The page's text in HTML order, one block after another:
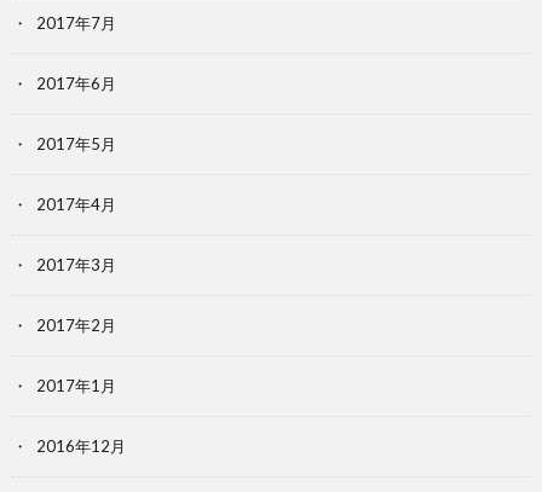
2017年7月
2017年6月
2017年5月
2017年4月
2017年3月
2017年2月
2017年1月
2016年12月